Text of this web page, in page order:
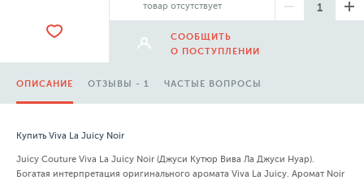
товар отсутствует
СООБЩИТЬ
О ПОСТУПЛЕНИИ
ОПИСАНИЕ ОТЗЫВЫ - 1 ЧАСТЫЕ ВОПРОСЫ
Купить Viva La Juicy Noir
Juicy Couture Viva La Juicy Noir (Джуси Кутюр Вива Ла Джуси Нуар).
Богатая интерпретация оригинального аромата Viva La Juicy. Аромат Noir